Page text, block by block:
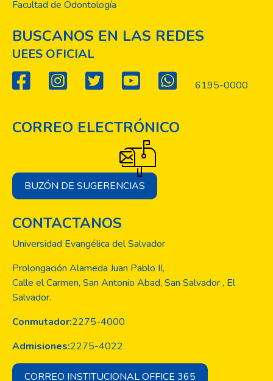
Facultad de Odontología
BUSCANOS EN LAS REDES
UEES OFICIAL
6195-0000
CORREO ELECTRÓNICO
BUZÓN DE SUGERENCIAS
CONTACTANOS
Universidad Evangélica del Salvador
Prolongación Alameda Juan Pablo II,
Calle el Carmen, San Antonio Abad, San Salvador , El
Salvador.
Conmutador:2275-4000
Admisiones:2275-4022
CORREO INSTITUCIONAL OFFICE 365